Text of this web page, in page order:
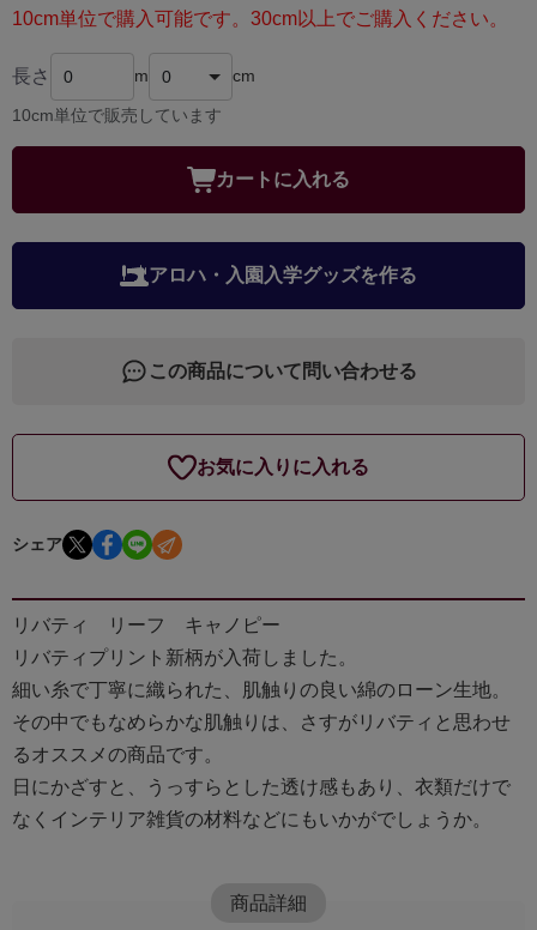
10cm単位で購入可能です。30cm以上でご購入ください。
長さ m cm
10cm単位で販売しています
カートに入れる
アロハ・入園入学グッズを作る
この商品について問い合わせる
お気に入りに入れる
シェア
リバティ リーフ キャノピー
リバティプリント新柄が入荷しました。
細い糸で丁寧に織られた、肌触りの良い綿のローン生地。
その中でもなめらかな肌触りは、さすがリバティと思わせ
るオススメの商品です。
日にかざすと、うっすらとした透け感もあり、衣類だけで
なくインテリア雑貨の材料などにもいかがでしょうか。
商品詳細